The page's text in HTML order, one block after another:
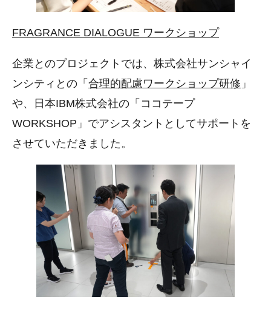
FRAGRANCE DIALOGUE ワークショップ
企業とのプロジェクトでは、株式会社サンシャイ
ンシティとの「 合理的配慮ワークショップ研修 」
や、日本IBM株式会社の「ココテープ
WORKSHOP」でアシスタントとしてサポートを
させていただきました。